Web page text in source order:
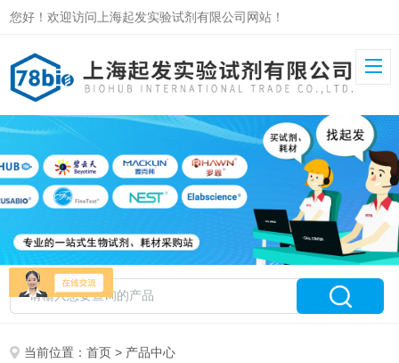
您好！欢迎访问上海起发实验试剂有限公司网站！
当前位置：首页 > 产品中心